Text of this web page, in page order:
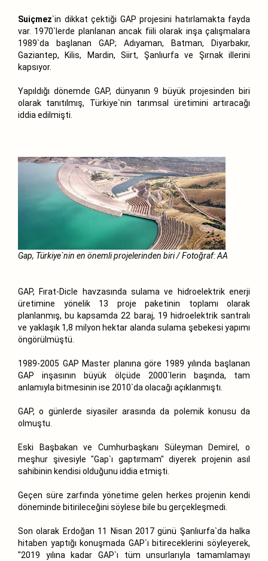
Suiçmez`in dikkat çektiği GAP projesini hatırlamakta fayda
var. 1970`lerde planlanan ancak fiili olarak inşa çalışmalara
1989`da başlanan GAP; Adıyaman, Batman, Diyarbakır,
Gaziantep, Kilis, Mardin, Siirt, Şanlıurfa ve Şırnak illerini
kapsıyor.
Yapıldığı dönemde GAP, dünyanın 9 büyük projesinden biri
olarak tanıtılmış, Türkiye`nin tarımsal üretimini artıracağı
iddia edilmişti.
Gap, Türkiye`nin en önemli projelerinden biri / Fotoğraf: AA
GAP, Fırat-Dicle havzasında sulama ve hidroelektrik enerji
üretimine yönelik 13 proje paketinin toplamı olarak
planlanmış, bu kapsamda 22 baraj, 19 hidroelektrik santralı
ve yaklaşık 1,8 milyon hektar alanda sulama şebekesi yapımı
öngörülmüştü.
1989-2005 GAP Master planına göre 1989 yılında başlanan
GAP inşasının büyük ölçüde 2000`lerin başında, tam
anlamıyla bitmesinin ise 2010`da olacağı açıklanmıştı.
GAP, o günlerde siyasiler arasında da polemik konusu da
olmuştu.
Eski Başbakan ve Cumhurbaşkanı Süleyman Demirel, o
meşhur şivesiyle "Gap`ı gaptırmam" diyerek projenin asıl
sahibinin kendisi olduğunu iddia etmişti.
Geçen süre zarfında yönetime gelen herkes projenin kendi
döneminde bitirileceğini söylese bile bu gerçekleşmedi.
Son olarak Erdoğan 11 Nisan 2017 günü Şanlıurfa`da halka
hitaben yaptığı konuşmada GAP`ı bitireceklerini söyleyerek,
"2019 yılına kadar GAP`ı tüm unsurlarıyla tamamlamayı